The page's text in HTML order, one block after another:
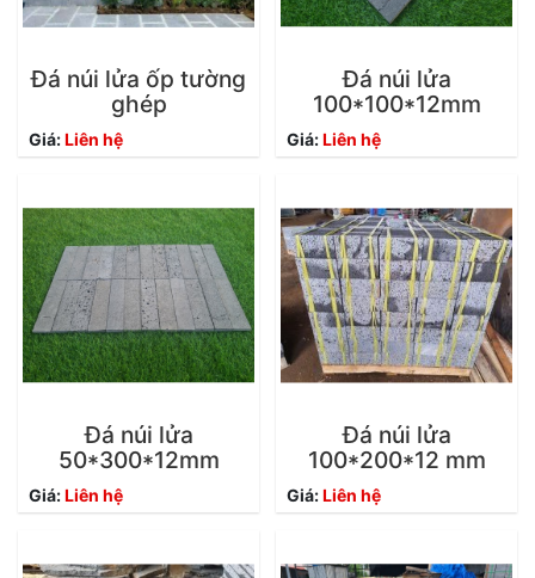
Đá núi lửa ốp tường
ghép
Giá:Liên hệ
Đá núi lửa
100*100*12mm
Giá:Liên hệ
Đá núi lửa
50*300*12mm
Giá:Liên hệ
Đá núi lửa
100*200*12 mm
Giá:Liên hệ